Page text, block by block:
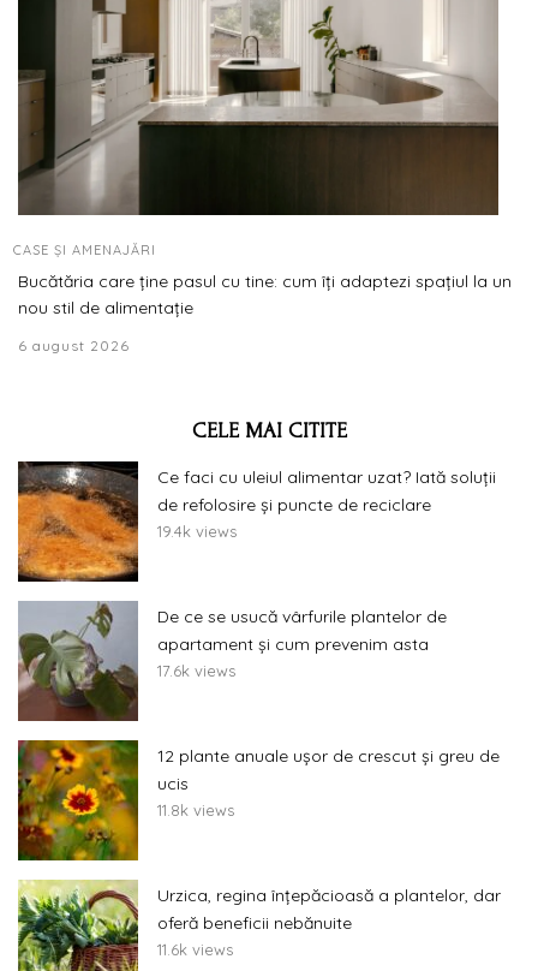
CASE ȘI AMENAJĂRI
Bucătăria care ține pasul cu tine: cum îți adaptezi spațiul la un
nou stil de alimentație
6 august 2026
CELE MAI CITITE
Ce faci cu uleiul alimentar uzat? Iată soluții
de refolosire și puncte de reciclare
19.4k views
De ce se usucă vârfurile plantelor de
apartament și cum prevenim asta
17.6k views
12 plante anuale ușor de crescut și greu de
ucis
11.8k views
Urzica, regina înțepăcioasă a plantelor, dar
oferă beneficii nebănuite
11.6k views